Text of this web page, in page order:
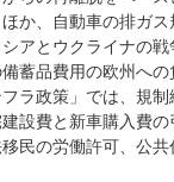
か、自動車の排ガス
アとウクライナの
蓄品費用の欧州へ
ラ政策」では、規
設費と新車購入費
民の労働許可、公